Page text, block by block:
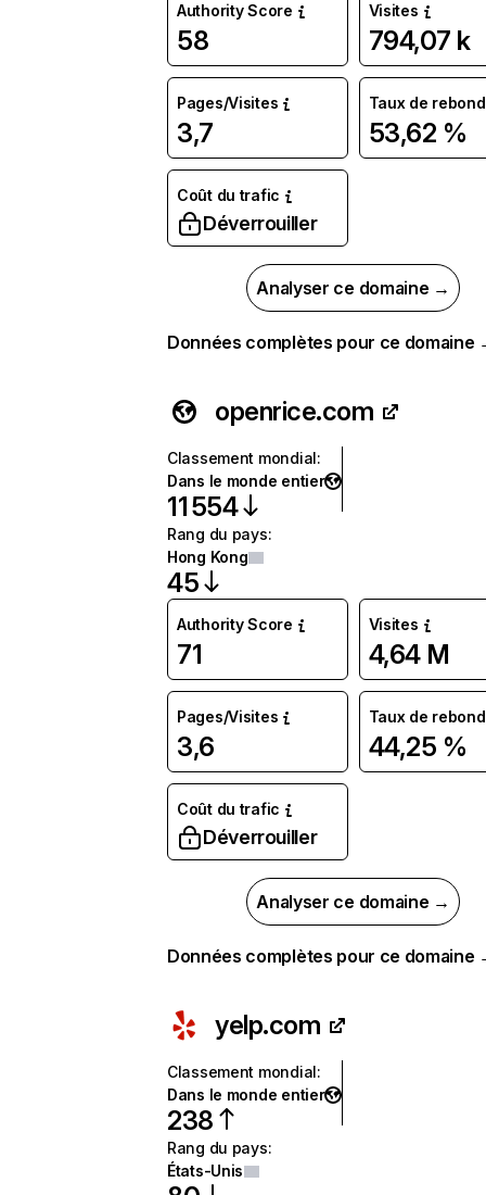
Authority Score
58
Visites
794,07 k
Pages/Visites
3,7
Taux de rebond
53,62 %
Coût du trafic
Déverrouiller
Analyser ce domaine →
Données complètes pour ce domaine
openrice.com
Classement mondial:
Dans le monde entier
11 554
Rang du pays:
Hong Kong
45
Authority Score
71
Visites
4,64 M
Pages/Visites
3,6
Taux de rebond
44,25 %
Coût du trafic
Déverrouiller
Analyser ce domaine →
Données complètes pour ce domaine
yelp.com
Classement mondial:
Dans le monde entier
238
Rang du pays:
États-Unis